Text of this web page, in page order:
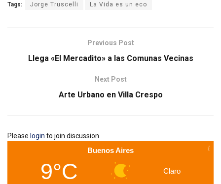
Tags: Jorge Truscelli La Vida es un eco
Previous Post
Llega «El Mercadito» a las Comunas Vecinas
Next Post
Arte Urbano en Villa Crespo
Please login to join discussion
Buenos Aires
9°C Claro